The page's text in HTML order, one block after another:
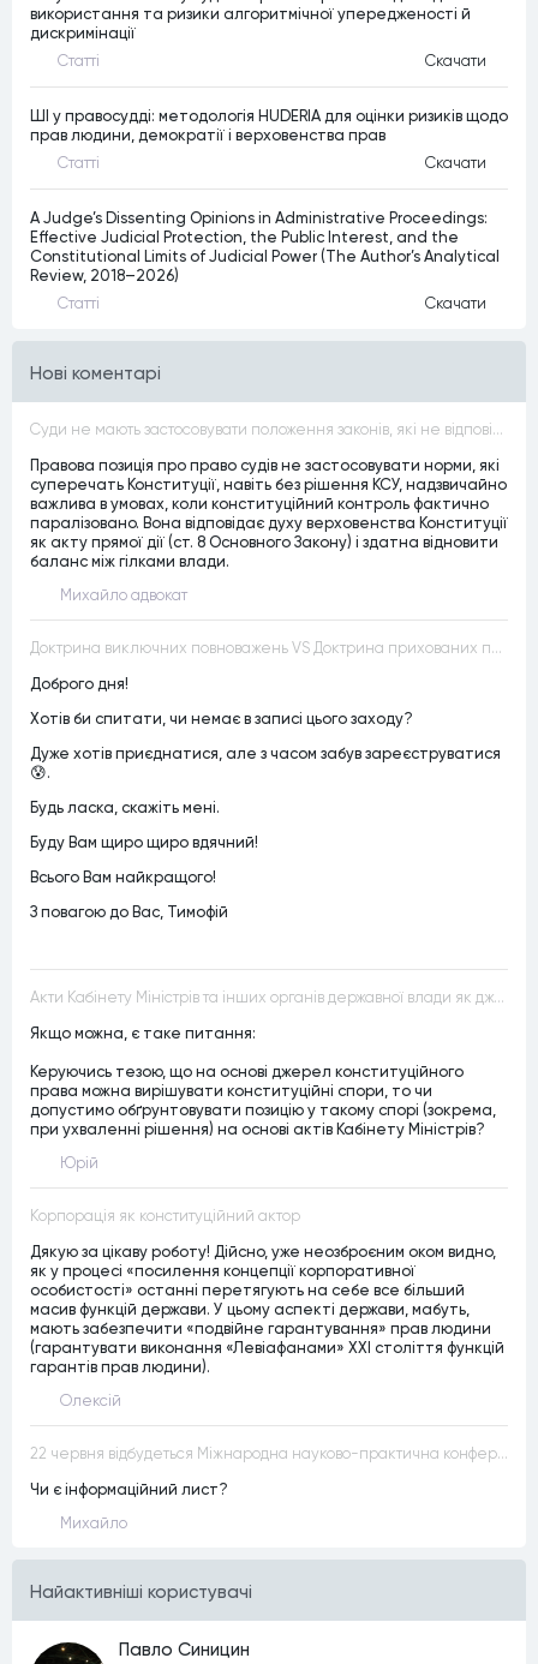
використання та ризики алгоритмічної упередженості й
дискримінації
Статтi Скачати
ШІ у правосудді: методологія HUDERIA для оцінки ризиків щодо
прав людини, демократії і верховенства прав
Статтi Скачати
A Judge’s Dissenting Opinions in Administrative Proceedings:
Effective Judicial Protection, the Public Interest, and the
Constitutional Limits of Judicial Power (The Author’s Analytical
Review, 2018–2026)
Статтi Скачати
Нові коментарі
Суди не мають застосовувати положення законів, які не відповідають Конституції, незалежно від того, чи визнавалися вони Конституційним Судом України неконституційними, тобто закони, що суперечать Конституції України не можуть застосовуватися навіть у випадках, коли вони є чинними
Правова позиція про право судів не застосовувати норми, які
суперечать Конституції, навіть без рішення КСУ, надзвичайно
важлива в умовах, коли конституційний контроль фактично
паралізовано. Вона відповідає духу верховенства Конституції
як акту прямої дії (ст. 8 Основного Закону) і здатна відновити
баланс між гілками влади.
Михайло адвокат
Доктрина виключних повноважень VS Доктрина прихованих повноважень
Доброго дня!
Хотів би спитати, чи немає в записі цього заходу?
Дуже хотів приєднатися, але з часом забув зареєструватися
😰.
Будь ласка, скажіть мені.
Буду Вам щиро щиро вдячний!
Всього Вам найкращого!
З повагою до Вас, Тимофій
Акти Кабінету Міністрів та інших органів державної влади як джерела конституційного права
Якщо можна, є таке питання:
Керуючись тезою, що на основі джерел конституційного
права можна вирішувати конституційні спори, то чи
допустимо обґрунтовувати позицію у такому спорі (зокрема,
при ухваленні рішення) на основі актів Кабінету Міністрів?
Юрій
Корпорація як конституційний актор
Дякую за цікаву роботу! Дійсно, уже неозброєним оком видно,
як у процесі «посилення концепції корпоративної
особистості» останні перетягують на себе все більший
масив функцій держави. У цьому аспекті держави, мабуть,
мають забезпечити «подвійне гарантування» прав людини
(гарантувати виконання «Левіафанами» ХХІ століття функцій
гарантів прав людини).
Олексій
22 червня відбудеться Міжнародна науково-практична конференція “Конституційна демократія в умовах загроз територіальній цілісності та національній безпеці”
Чи є інформаційний лист?
Михайло
Найактивнiшi користувачi
Павло Синицин